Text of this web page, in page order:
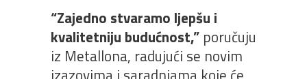
“Zajedno stvaramo ljepšu i
kvalitetniju budućnost,” poručuju
iz Metallona, radujući se novim